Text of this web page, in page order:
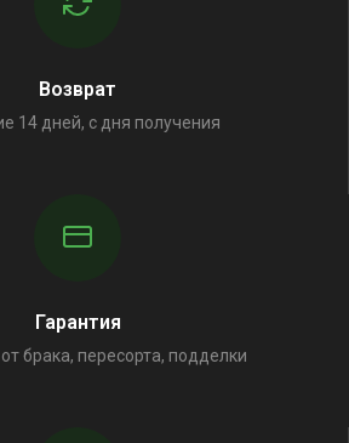
Возврат
14 дней, с дня получения
Гарантия
брака, пересорта, подделки